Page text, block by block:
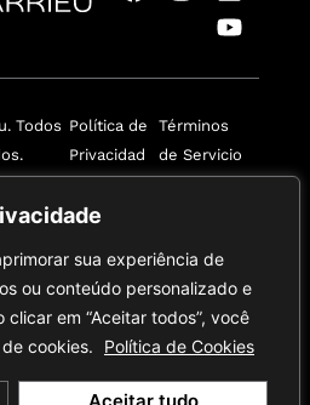
sua experiência de
ou conteúdo personalizado e
em “Aceitar todos”, você
cookies.
Política de Cookies
Todos Política de
Privacidad
Términos
de Servicio